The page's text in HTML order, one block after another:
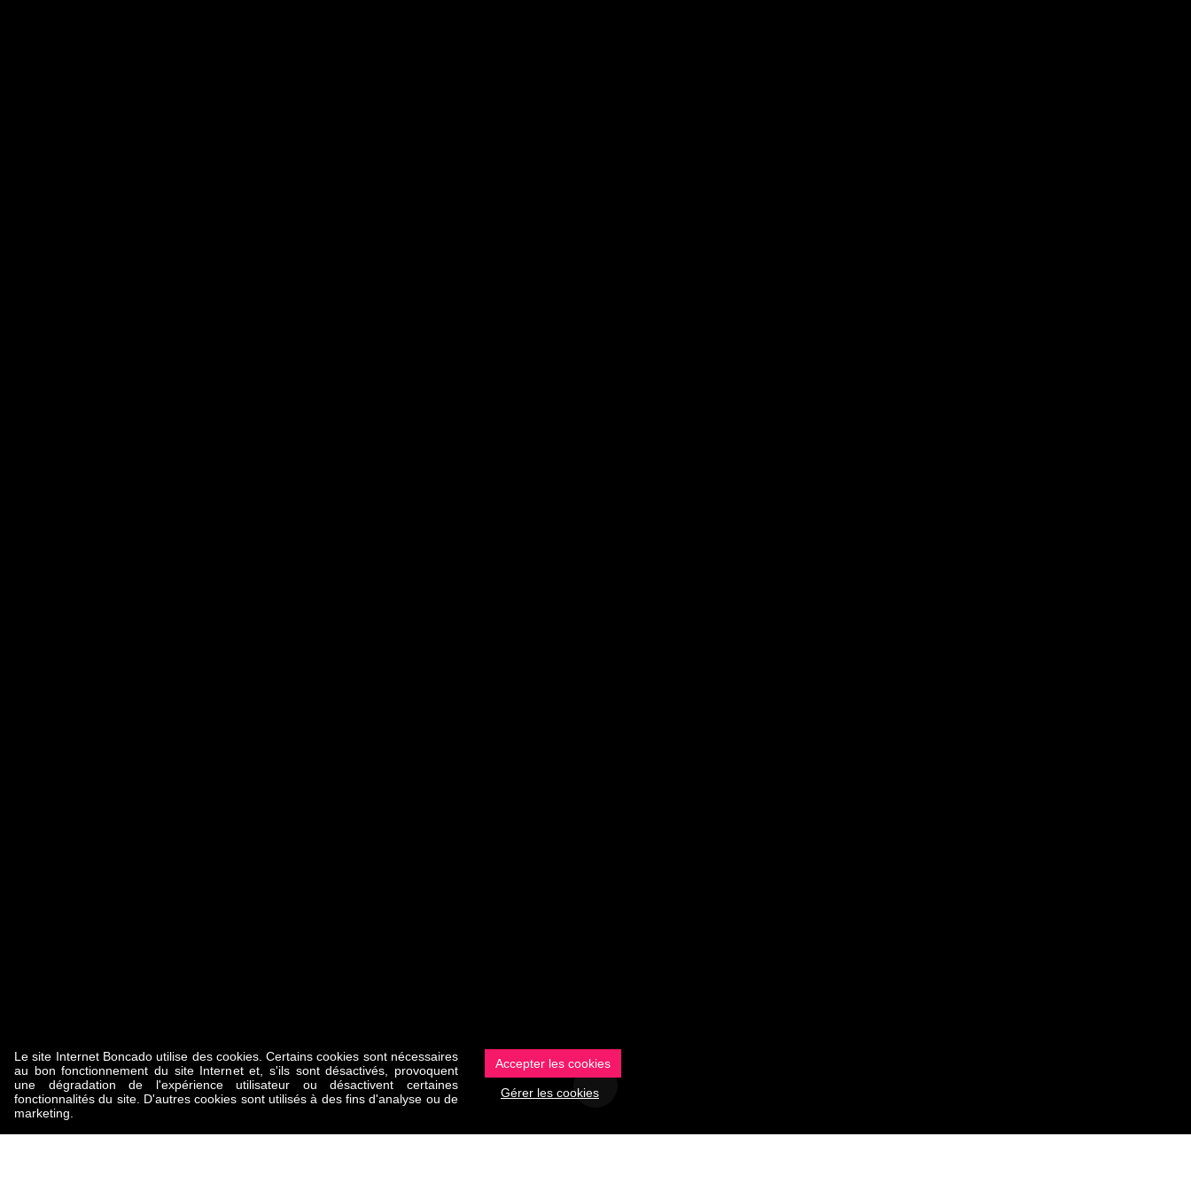
Le site Internet Boncado utilise des cookies. Certains cookies sont nécessaires
au bon fonctionnement du site Internet et, s'ils sont désactivés, provoquent
une dégradation de l'expérience utilisateur ou désactivent certaines
fonctionnalités du site. D'autres cookies sont utilisés à des fins d'analyse ou de
marketing.
Accepter les cookies
Gérer les cookies